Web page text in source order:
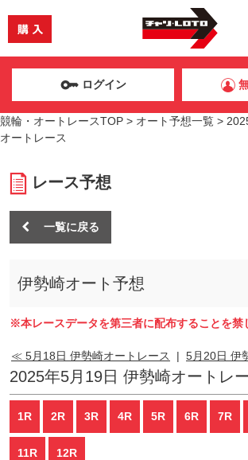
ログイン
競輪・オートレースTOP > オート予想一覧 >
オートレース
レース予想
一覧に戻る
伊勢崎オート予想
※本レースデータを第三者に配布することを禁
≪ 5月18日 伊勢崎オートレース | 5月20日 伊
2025年5月19日 伊勢崎オートレ
1R 2R 3R 4R 5R 6R 7R
11R 12R